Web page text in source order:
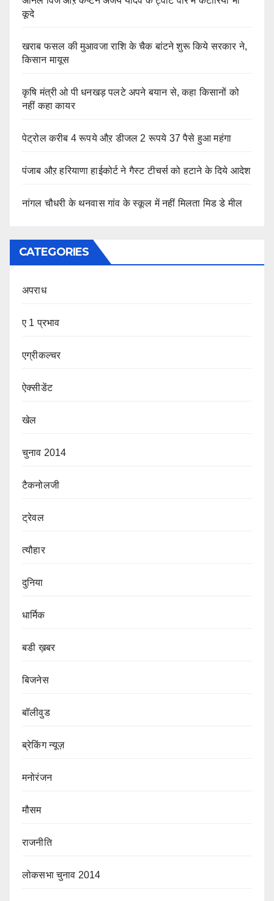
कूदे
खराब फसल की मुआवजा राशि के चैक बांटने शुरू किये सरकार ने,
किसान मायूस
कृषि मंत्री ओ पी धनखड़ पलटे अपने बयान से, कहा किसानों को
नहीं कहा कायर
पेट्रोल करीब 4 रूपये औऱ डीजल 2 रूपये 37 पैसे हुआ महंगा
पंजाब औऱ हरियाणा हाईकोर्ट ने गैस्ट टीचर्स को हटाने के दिये आदेश
नांगल चौधरी के थनवास गांव के स्कूल में नहीं मिलता मिड डे मील
CATEGORIES
अपराध
ए 1 प्रभाव
एग्रीकल्चर
ऐक्सीडेंट
खेल
चुनाव 2014
टैकनोलजी
ट्रेवल
त्यौहार
दुनिया
धार्मिक
बडी ख़बर
बिजनेस
बॉलीवुड
ब्रेकिंग न्यूज़
मनोरंजन
मौसम
राजनीति
लोकसभा चुनाव 2014